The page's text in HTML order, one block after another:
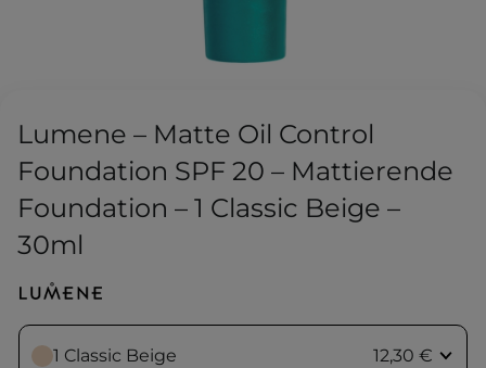
Lumene – Matte Oil Control
Foundation SPF 20 – Mattierende
Foundation – 1 Classic Beige –
30ml
1 Classic Beige 12,30 €